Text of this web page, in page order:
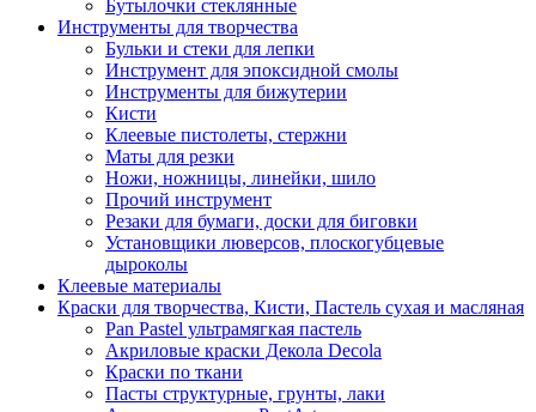
Бутылочки стеклянные
Инструменты для творчества
Бульки и стеки для лепки
Инструмент для эпоксидной смолы
Инструменты для бижутерии
Кисти
Клеевые пистолеты, стержни
Маты для резки
Ножи, ножницы, линейки, шило
Прочий инструмент
Резаки для бумаги, доски для биговки
Установщики люверсов, плоскогубцевые
дыроколы
Клеевые материалы
Краски для творчества, Кисти, Пастель сухая и масляная
Pan Pastel ультрамягкая пастель
Акриловые краски Декола Decola
Краски по ткани
Пасты структурные, грунты, лаки